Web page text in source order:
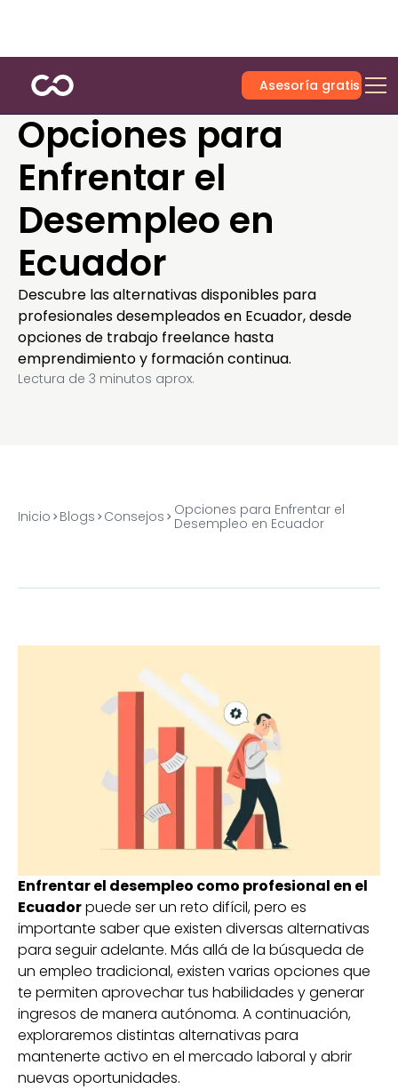
Asesoría gratis
Opciones para
Enfrentar el
Desempleo en
Ecuador
Descubre las alternativas disponibles para
profesionales desempleados en Ecuador, desde
opciones de trabajo freelance hasta
emprendimiento y formación continua.
Lectura de 3 minutos aprox.
Inicio Blogs Consejos
Opciones para Enfrentar el
Desempleo en Ecuador
Enfrentar el desempleo como profesional en el
Ecuadorpuede ser un reto difícil, pero es
importante saber que existen diversas alternativas
para seguir adelante. Más allá de la búsqueda de
un empleo tradicional, existen varias opciones que
te permiten aprovechar tus habilidades y generar
ingresos de manera autónoma. A continuación,
exploraremos distintas alternativas para
mantenerte activo en el mercado laboral y abrir
nuevas oportunidades.